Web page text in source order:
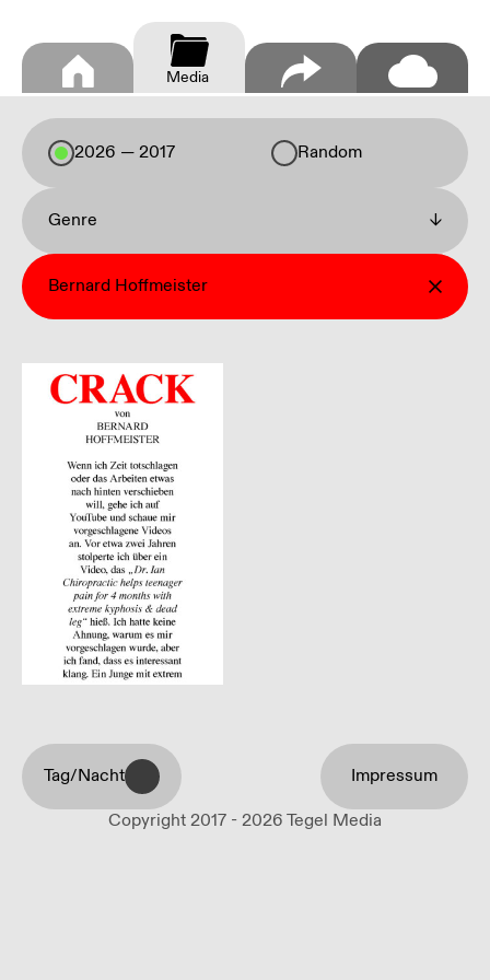
Media
2026 — 2017 Random
Genre ↓
Bernard Hoffmeister
Tag/Nacht
Copyright 2017 - 2026 Tegel Media
Impressum